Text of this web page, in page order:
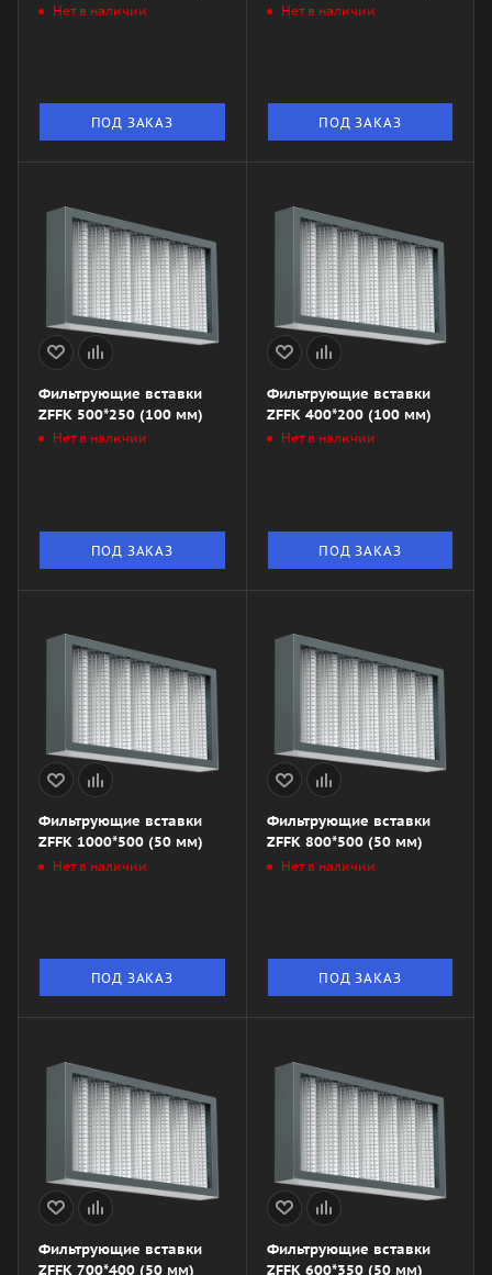
Нет в наличии
ПОД ЗАКАЗ
Нет в наличии
ПОД ЗАКАЗ
Фильтрующие вставки
ZFFK 500*250 (100 мм)
Нет в наличии
ПОД ЗАКАЗ
Фильтрующие вставки
ZFFK 400*200 (100 мм)
Нет в наличии
ПОД ЗАКАЗ
Фильтрующие вставки
ZFFK 1000*500 (50 мм)
Нет в наличии
ПОД ЗАКАЗ
Фильтрующие вставки
ZFFK 800*500 (50 мм)
Нет в наличии
ПОД ЗАКАЗ
Фильтрующие вставки
ZFFK 700*400 (50 мм)
Фильтрующие вставки
ZFFK 600*350 (50 мм)